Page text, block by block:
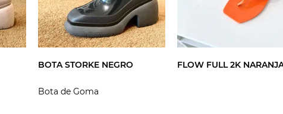
BOTA STORKE NEGRO
Bota de Goma
FLOW FULL 2K